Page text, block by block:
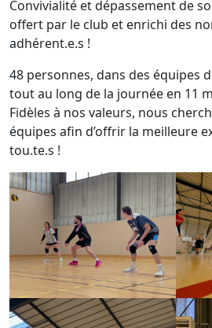
Convivialité et dépassement de
offert par le club et enrichi des
adhérent.e.s !
48 personnes, dans des équipes
tout au long de la journée en 11
Fidèles à nos valeurs, nous
équipes afin d’offrir la meilleure
tou.te.s !